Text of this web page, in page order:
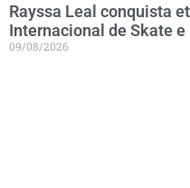
Rayssa Leal conquista
Internacional de Skate
09/08/2026